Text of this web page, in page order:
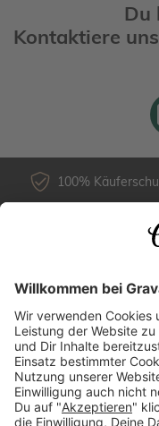
Du
Kontaktiere
100%
Über uns
Versandarten
Länderauswahl